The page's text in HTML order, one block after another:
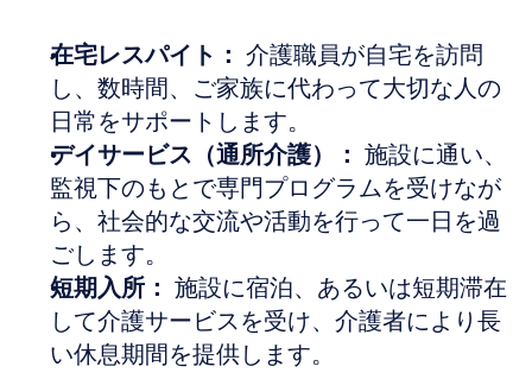
在宅レスパイト： 介護職員が自宅を訪問
し、数時間、ご家族に代わって大切な人の
日常をサポートします。
デイサービス（通所介護）： 施設に通い、
監視下のもとで専門プログラムを受けなが
ら、社会的な交流や活動を行って一日を過
ごします。
短期入所： 施設に宿泊、あるいは短期滞在
して介護サービスを受け、介護者により長
い休息期間を提供します。